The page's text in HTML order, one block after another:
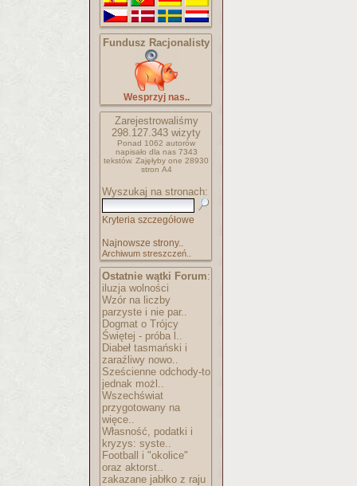
Fundusz Racjonalisty
Wesprzyj nas..
Zarejestrowaliśmy
298.127.343 wizyty
Ponad 1062 autorów
napisało dla nas 7343
tekstów. Zajęłyby one 28930
stron A4
Wyszukaj na stronach:
Kryteria szczegółowe
Najnowsze strony..
Archiwum streszczeń..
Ostatnie wątki Forum:
iluzja wolności
Wzór na liczby
parzyste i nie par..
Dogmat o Trójcy
Świętej - próba l..
Diabeł tasmański i
zaraźliwy nowo..
Sześcienne odchody-to
jednak możl..
Wszechświat
przygotowany na
więce..
Własność, podatki i
kryzys: syste..
Football i "okolice"
oraz aktorst..
zakazane jabłko z raju